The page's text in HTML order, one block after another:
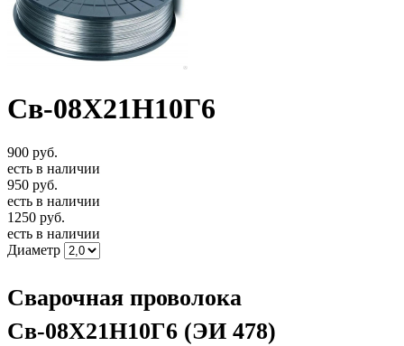
Св-08Х21Н10Г6
900 руб.
есть в наличии
950 руб.
есть в наличии
1250 руб.
есть в наличии
Диаметр
Сварочная проволока
Св-08Х21Н10Г6 (ЭИ 478)